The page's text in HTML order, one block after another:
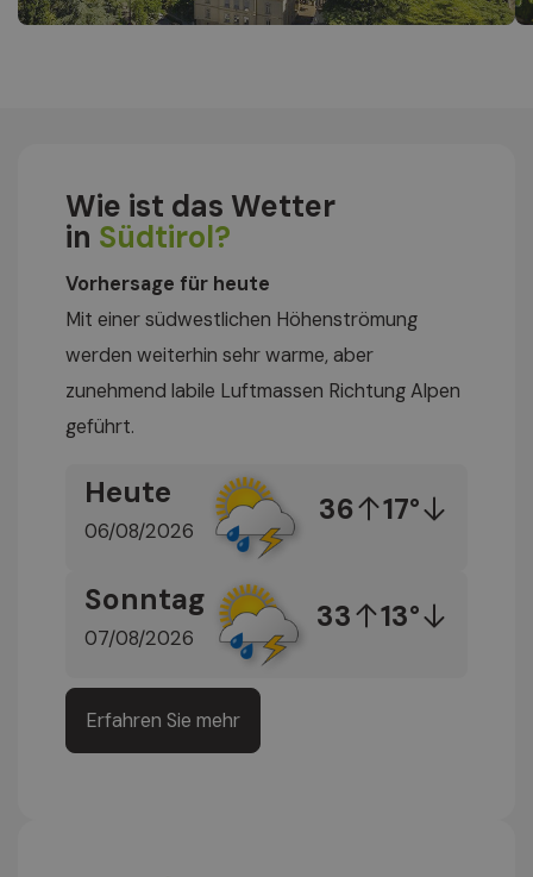
Wie ist das Wetter
in Südtirol?
Vorhersage für heute
Mit einer südwestlichen Höhenströmung
werden weiterhin sehr warme, aber
zunehmend labile Luftmassen Richtung Alpen
geführt.
Heute
06/08/2026
36 17°
Sonntag
07/08/2026
33 13°
Erfahren Sie mehr